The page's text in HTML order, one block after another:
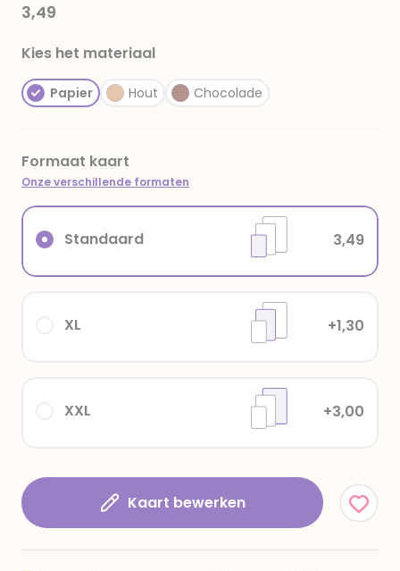
3,49
Kies het materiaal
Papier Hout Chocolade
Formaat kaart
Onze verschillende formaten
XXL +3,00
XL +1,30
Standaard 3,49
Kaart bewerken